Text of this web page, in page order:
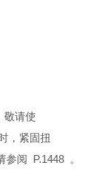
敬请使
，紧固扭
参阅 P.1448 。